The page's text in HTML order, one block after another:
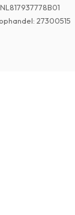
NL817937778B01
: 27300515